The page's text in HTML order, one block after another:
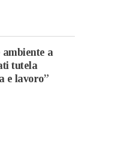
a
tutela
e lavoro”